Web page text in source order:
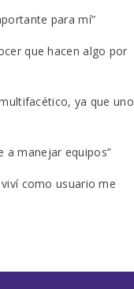
para mí”
que hacen algo por
ya que uno
a manejar equipos”
como usuario me